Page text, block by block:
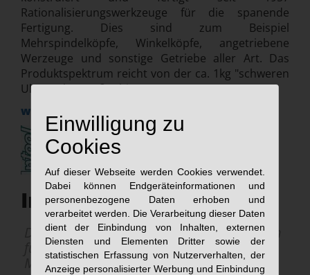
Rationalisierungswerkzeuge für die spanende
Fertigung. Dies sind zum Beispiel
Mehrspindelköpfe, Winkelköpfe, angetriebene
Werzeuge und sonstige Getriebe aller Art. Das
Produktspektrum reicht von der ca. 1kg "schweren
Uhrmachergröße" bis zu 5 Tonnen.
www.romai.de
Intool AG, Schweiz
Die Intool AG ist ein Handelsunternehmen
für Produkte der Fertigungs- und
Montagetechnik
Einwilligung zu
Cookies
Auf dieser Webseite werden Cookies verwendet.
Dabei können Endgeräteinformationen und
personenbezogene Daten erhoben und
verarbeitet werden. Die Verarbeitung dieser Daten
dient der Einbindung von Inhalten, externen
Diensten und Elementen Dritter sowie der
statistischen Erfassung von Nutzerverhalten, der
Anzeige personalisierter Werbung und Einbindung